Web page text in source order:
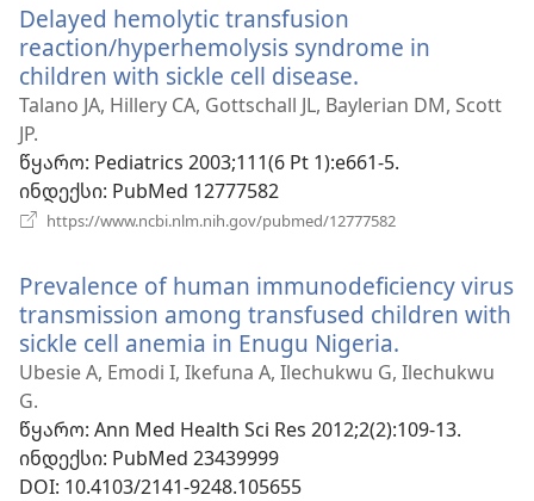
Delayed hemolytic transfusion
reaction/hyperhemolysis syndrome in
children with sickle cell disease.
ახალი
Talano JA, Hillery CA, Gottschall JL, Baylerian DM, Scott
JP.
წყარო‎: Pediatrics 2003;111(6 Pt 1):e661-5.
ინდექსი‎: PubMed 12777582
https://www.ncbi.nlm.nih.gov/pubmed/12777582
Prevalence of human immunodeficiency virus
transmission among transfused children with
sickle cell anemia in Enugu Nigeria.
ახალი
Ubesie A, Emodi I, Ikefuna A, Ilechukwu G, Ilechukwu
G.
წყარო‎: Ann Med Health Sci Res 2012;2(2):109-13.
ინდექსი‎: PubMed 23439999
DOI‎: 10.4103/2141-9248.105655